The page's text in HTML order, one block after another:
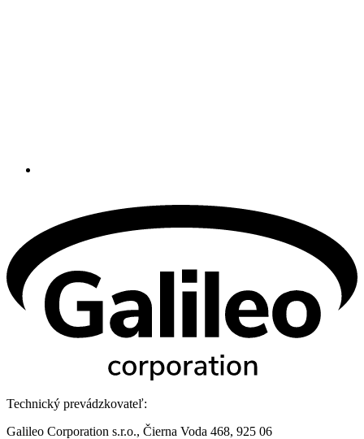
Technický prevádzkovateľ:
Galileo Corporation s.r.o., Čierna Voda 468, 925 06